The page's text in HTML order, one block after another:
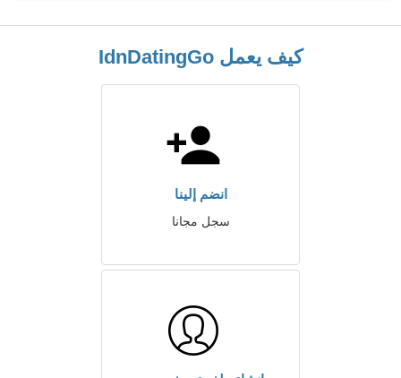
كيف يعمل IdnDatingGo
انضم إلينا
سجل مجانا